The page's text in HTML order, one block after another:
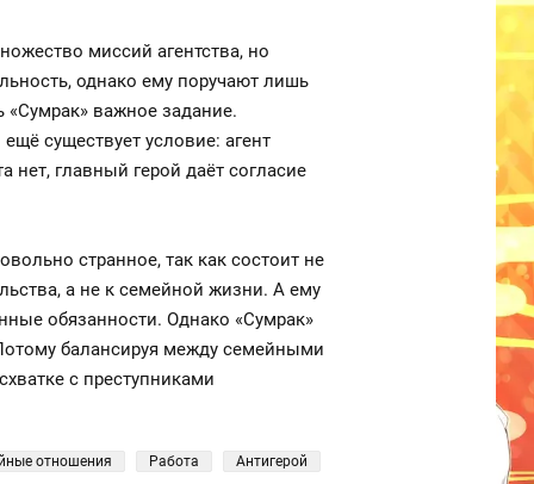
миссий агентства, но
однако ему поручают лишь
«Сумрак» важное задание.
существует условие: агент
главный герой даёт согласие
странное, так как состоит не
а не к семейной жизни. А ему
обязанности. Однако «Сумрак»
балансируя между семейными
с преступниками
отношения Работа Антигерой